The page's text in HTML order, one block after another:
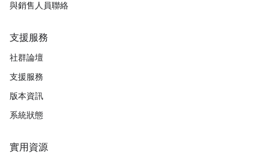
與銷售人員聯絡
支援服務
社群論壇
支援服務
版本資訊
系統狀態
實用資源